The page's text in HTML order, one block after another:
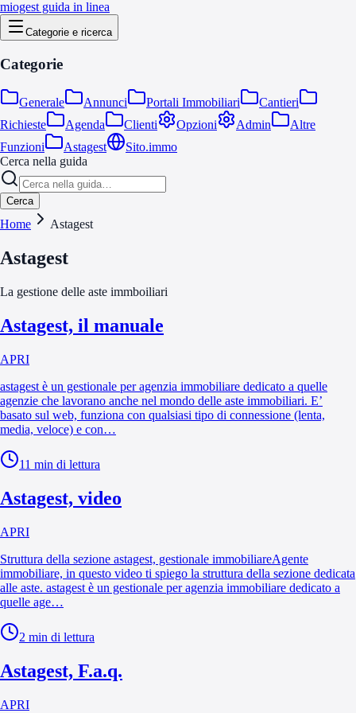
miogest guida in linea
Categorie e ricerca
Categorie
Generale Annunci Portali Immobiliari
Cantieri
Richieste
Agenda Clienti Opzioni Admin
Altre
Funzioni
Astagest
Sito.immo
Cerca nella guida
Cerca
Home Astagest
Astagest
La gestione delle aste immboiliari
Astagest, il manuale
APRI
astagest è un gestionale per agenzia immobiliare dedicato a quelle
agenzie che lavorano anche nel mondo delle aste immobiliari. E’
basato sul web, funziona con qualsiasi tipo di connessione (lenta,
media, veloce) e con…
11 min di lettura
Astagest, video
APRI
Struttura della sezione astagest, gestionale immobiliareAgente
immobiliare, in questo video ti spiego la struttura della sezione dedicata
alle aste. astagest è un gestionale per agenzia immobiliare dedicato a
quelle age…
2 min di lettura
Astagest, F.a.q.
APRI